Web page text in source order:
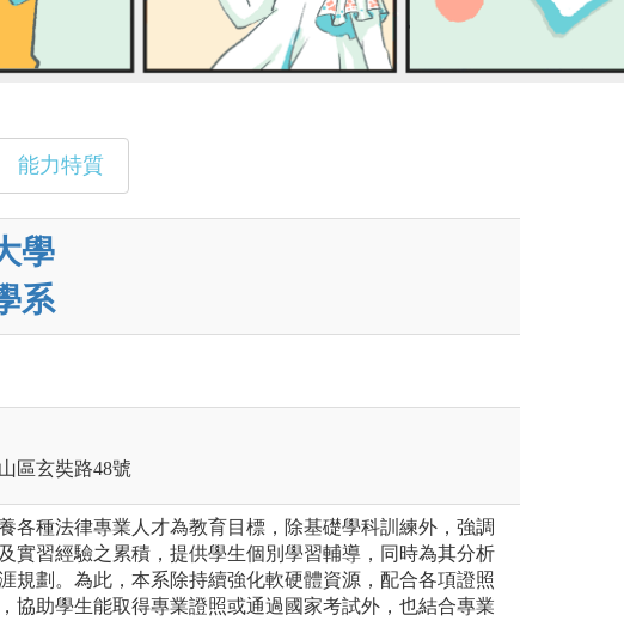
能力特質
學
系
區玄奘路48號
各種法律專業人才為教育目標，除基礎學科訓練外，強調
實習經驗之累積，提供學生個別學習輔導，同時為其分析
規劃。為此，本系除持續強化軟硬體資源，配合各項證照
協助學生能取得專業證照或通過國家考試外，也結合專業